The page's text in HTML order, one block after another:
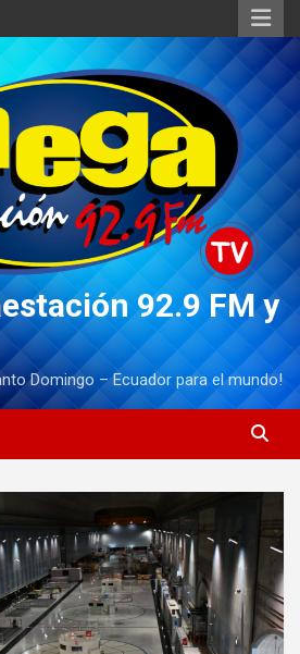
92.9 FM y
Domingo – Ecuador para el mundo!